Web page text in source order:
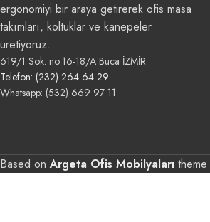
ergonomiyi bir araya getirerek ofis masa
takımları, koltuklar ve kanepeler
üretiyoruz.
619/1 Sok. no:16-18/A Buca İZMİR
Telefon: (232) 264 64 29
Whatsapp: (532) 669 97 11
Based onArgeta Ofis Mobilyaları theme